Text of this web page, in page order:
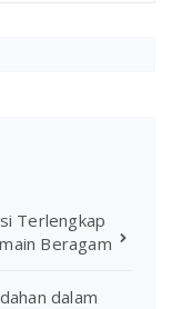
Terlengkap
Beragam
dalam